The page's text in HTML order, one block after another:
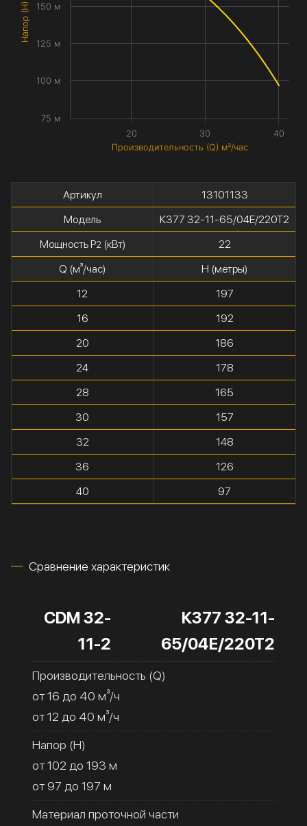
Производительность (Q) м³/час
20 30 40
75 м
100 м
125 м
150 м
Артикул
13101133
Модель
К377 32-11-65/04Е/220Т2
Мощность P2(кВт)
22
Q (м³/час)
H (метры)
12
197
16
192
20
186
24
178
28
165
30
157
32
148
36
126
40
97
Сравнение характеристик
CDM 32-
11-2
К377 32-11-
65/04Е/220Т2
Производительность (Q)
от 16 до 40 м³/ч
от 12 до 40 м³/ч
Напор (H)
от 102 до 193 м
от 97 до 197 м
Материал проточной части